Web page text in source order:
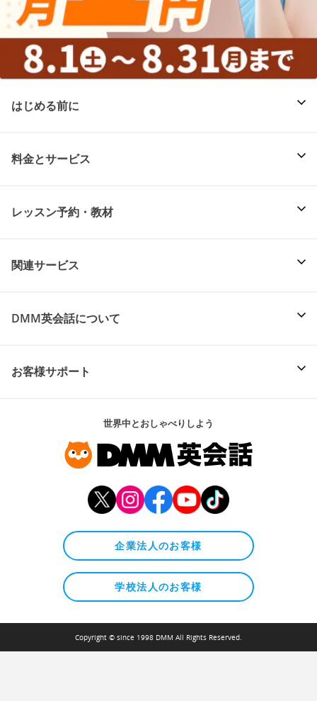
はじめる前に
料金とサービス
レッスン予約・教材
関連サービス
DMM英会話について
お客様サポート
世界中とおしゃべりしよう
企業法人のお客様
学校法人のお客様
Copyright © since 1998 DMM All Rights Reserved.